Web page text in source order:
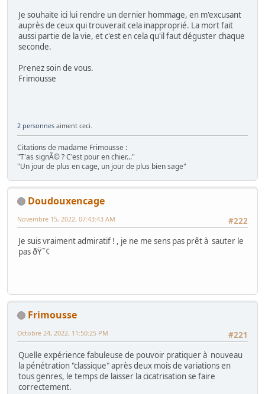
Je souhaite ici lui rendre un dernier hommage, en m'excusant
auprès de ceux qui trouverait cela inapproprié. La mort fait
aussi partie de la vie, et c'est en cela qu'il faut déguster chaque
seconde.
Prenez soin de vous.
Frimousse
2 personnes aiment ceci.
Citations de madame Frimousse :
"T'as signÃ© ? C'est pour en chier..."
"Un jour de plus en cage, un jour de plus bien sage"
Doudouxencage
#222
Novembre 15, 2022, 07:43:43 AM
Je suis vraiment admiratif ! , je ne me sens pas prêt à sauter le
pas ðŸ˜¢
Frimousse
#221
Octobre 24, 2022, 11:50:25 PM
Quelle expérience fabuleuse de pouvoir pratiquer à nouveau
la pénétration "classique" après deux mois de variations en
tous genres, le temps de laisser la cicatrisation se faire
correctement.